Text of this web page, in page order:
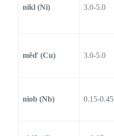
nikl (Ni) 3.0-5.0
měď (Cu) 3.0-5.0
niob (Nb) 0.15-0.45